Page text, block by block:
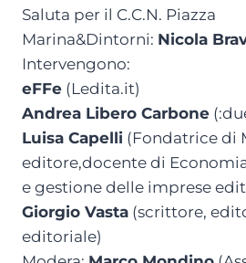
Saluta per il C.C.N. Piazza
Marina&Dintorni: Nicola
Intervengono:
eFFe (Ledita.it)
Andrea Libero Carbone
Luisa Capelli (Fondatrice di
editore,docente di
e gestione delle imprese
Giorgio Vasta (scrittore,
editoriale)